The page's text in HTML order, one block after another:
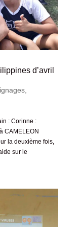
d’avril
,
: Corinne :
CAMELEON
la deuxième fois,
sur le